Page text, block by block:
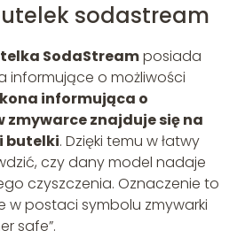
sodastream
SodaStreamposiada
informujące o możliwości
informująca o
zmywarce znajduje się na
butelki. Dzięki temu w łatwy
czy dany model nadaje
czyszczenia. Oznaczenie to
w postaci symbolu zmywarki
safe”.